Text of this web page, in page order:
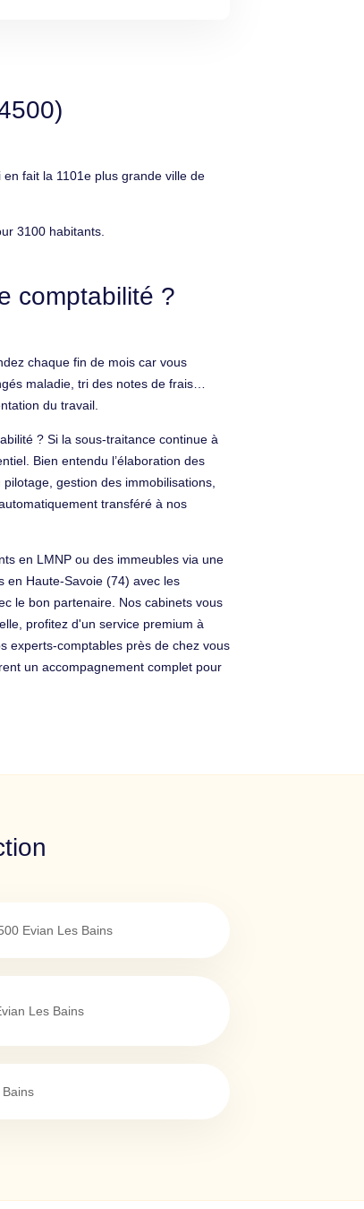
fait la 1101e plus grande ville de
3100 habitants.
comptabilité ?
chaque fin de mois car vous
maladie, tri des notes de frais…
du travail.
? Si la sous-traitance continue à
Bien entendu l’élaboration des
gestion des immobilisations,
transféré à nos
en LMNP ou des immeubles via une
en Haute-Savoie (74) avec les
le bon partenaire. Nos cabinets vous
profitez d'un service premium à
experts-comptables près de chez vous
un accompagnement complet pour
Evian Les Bains
Les Bains
Bains